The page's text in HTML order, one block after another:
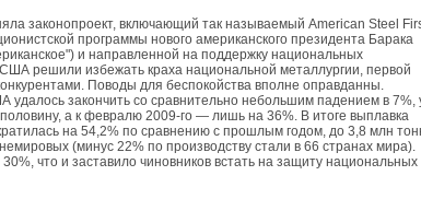
законопроект, включающий так называемый American Steel
программы нового американского президента Барака
и направленной на поддержку национальных
решили избежать краха национальной металлургии, первой
Поводы для беспокойства вполне оправданны.
закончить со сравнительно небольшим падением в 7%,
а к февралю 2009-го — лишь на 36%. В итоге выплавка
на 54,2% по сравнению с прошлым годом, до 3,8 млн
(минус 22% по производству стали в 66 странах мира).
что и заставило чиновников встать на защиту национальных